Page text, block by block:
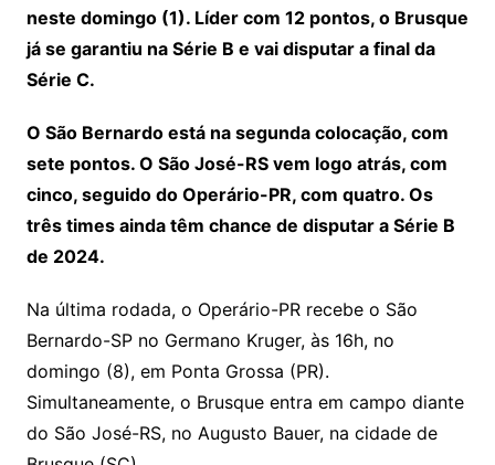
neste domingo (1). Líder com 12 pontos, o Brusque
já se garantiu na Série B e vai disputar a final da
Série C.
O São Bernardo está na segunda colocação, com
sete pontos. O São José-RS vem logo atrás, com
cinco, seguido do Operário-PR, com quatro. Os
três times ainda têm chance de disputar a Série B
de 2024.
Na última rodada, o Operário-PR recebe o São
Bernardo-SP no Germano Kruger, às 16h, no
domingo (8), em Ponta Grossa (PR).
Simultaneamente, o Brusque entra em campo diante
do São José-RS, no Augusto Bauer, na cidade de